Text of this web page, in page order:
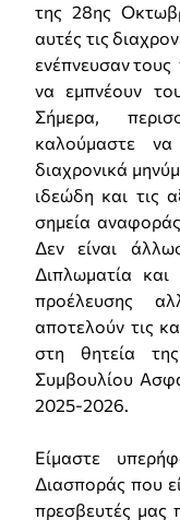
της 28ης
αυτές τις
ενέπνευσαν
να εμπνέουν
Σήμερα,
καλούμαστε
διαχρονικά
ιδεώδη και τις
σημεία
Δεν είναι
Διπλωματία και
προέλευσης
αποτελούν τις
στη θητεία
Συμβουλίου
2025-2026.
Είμαστε
Διασποράς που
πρεσβευτές μας